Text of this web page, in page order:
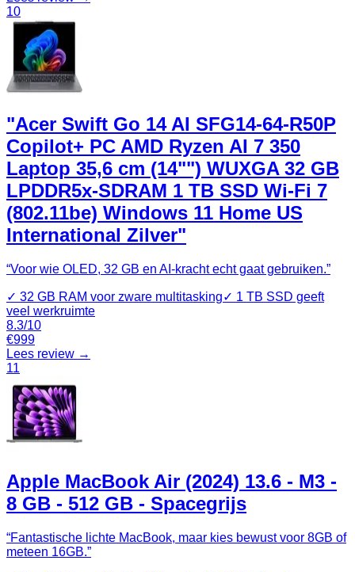
10
"Acer Swift Go 14 AI SFG14-64-R50P
Copilot+ PC AMD Ryzen AI 7 350
Laptop 35,6 cm (14"") WUXGA 32 GB
LPDDR5x-SDRAM 1 TB SSD Wi-Fi 7
(802.11be) Windows 11 Home US
International Zilver"
“Voor wie OLED, 32 GB en AI-kracht echt gaat gebruiken.”
✓ 32 GB RAM voor zware multitasking✓ 1 TB SSD geeft
veel werkruimte
8.3/10
€999
Lees review →
11
Apple MacBook Air (2024) 13.6 - M3 -
8 GB - 512 GB - Spacegrijs
“Fantastische lichte MacBook, maar kies bewust voor 8GB of
meteen 16GB.”